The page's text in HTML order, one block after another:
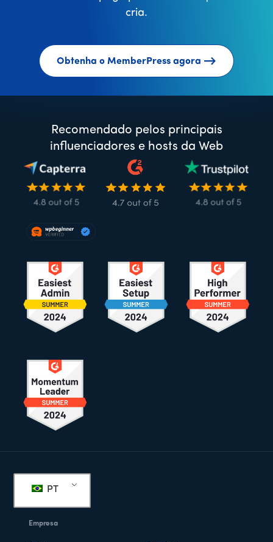
cria.
Obtenha o MemberPress agora
Recomendado pelos principais
influenciadores e hosts da Web
PT
Empresa